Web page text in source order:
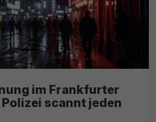
im Frankfurter
scannt jeden